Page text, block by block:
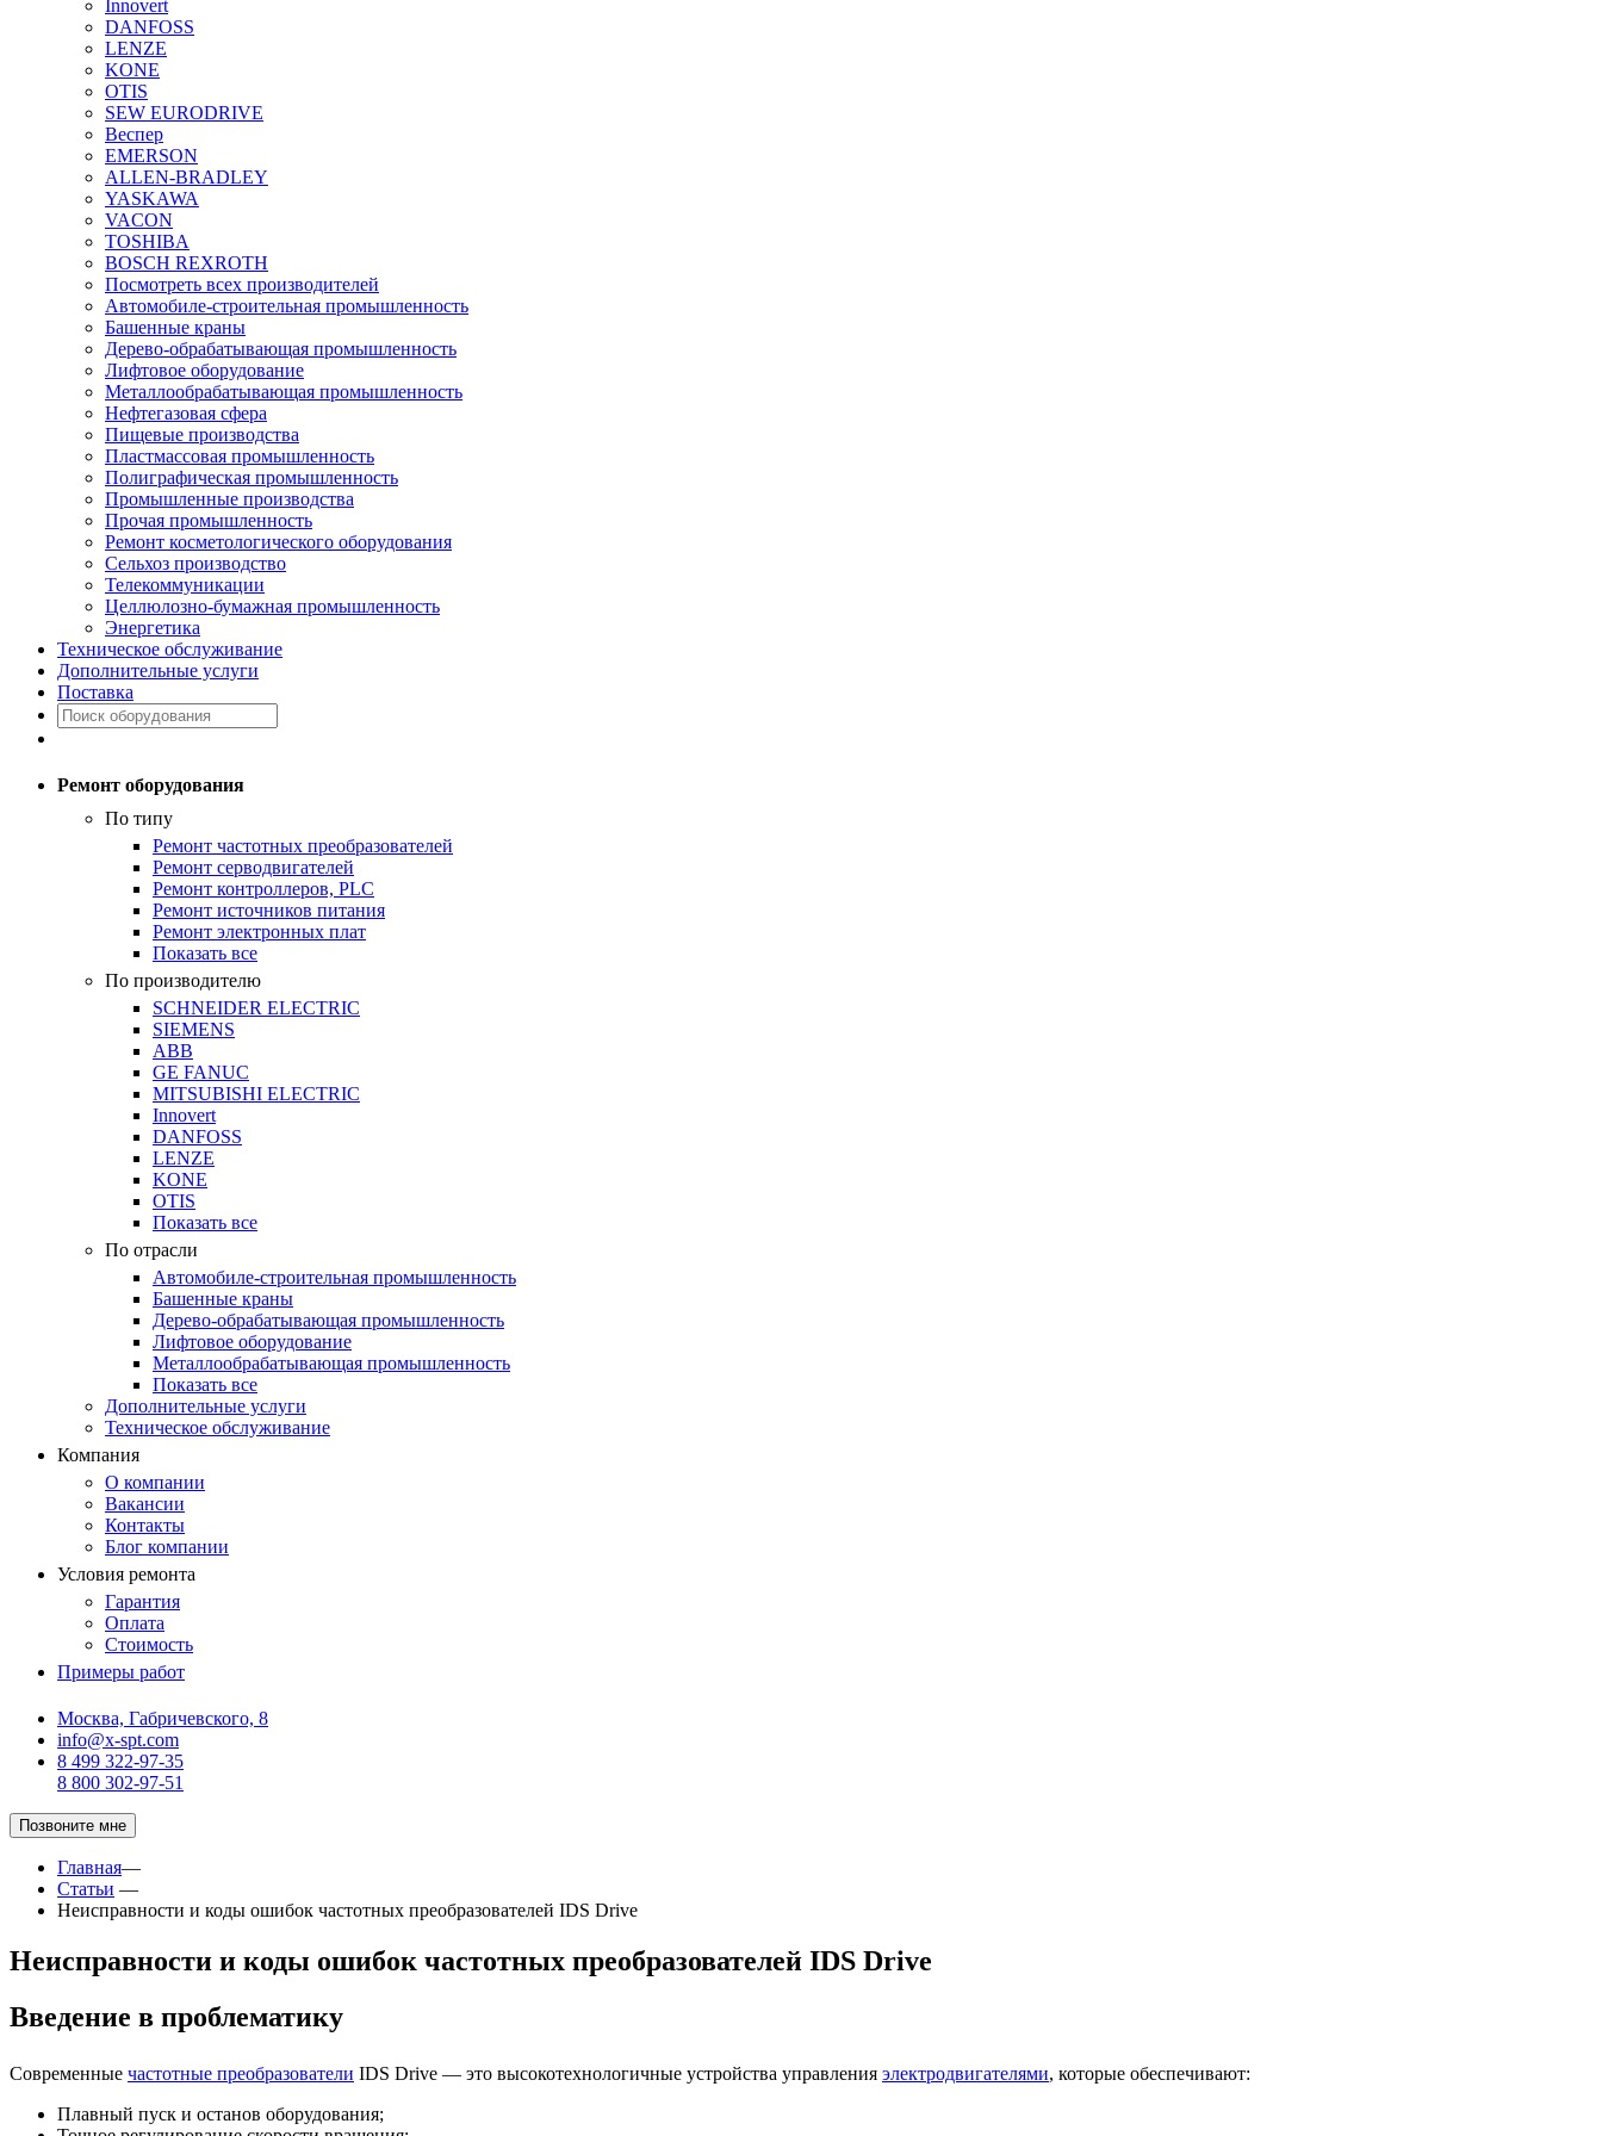
Innovert
DANFOSS
LENZE
KONE
OTIS
SEW EURODRIVE
Веспер
EMERSON
ALLEN-BRADLEY
YASKAWA
VACON
TOSHIBA
BOSCH REXROTH
Посмотреть всех производителей
Автомобиле-строительная промышленность
Башенные краны
Дерево-обрабатывающая промышленность
Лифтовое оборудование
Металлообрабатывающая промышленность
Нефтегазовая сфера
Пищевые производства
Пластмассовая промышленность
Полиграфическая промышленность
Промышленные производства
Прочая промышленность
Ремонт косметологического оборудования
Сельхоз производство
Телекоммуникации
Целлюлозно-бумажная промышленность
Энергетика
Техническое обслуживание
Дополнительные услуги
Поставка
Ремонт оборудования
По типу
Ремонт частотных преобразователей
Ремонт серводвигателей
Ремонт контроллеров, PLC
Ремонт источников питания
Ремонт электронных плат
Показать все
По производителю
SCHNEIDER ELECTRIC
SIEMENS
ABB
GE FANUC
MITSUBISHI ELECTRIC
Innovert
DANFOSS
LENZE
KONE
OTIS
Показать все
По отрасли
Автомобиле-строительная промышленность
Башенные краны
Дерево-обрабатывающая промышленность
Лифтовое оборудование
Металлообрабатывающая промышленность
Показать все
Дополнительные услуги
Техническое обслуживание
Компания
О компании
Вакансии
Контакты
Блог компании
Условия ремонта
Гарантия
Оплата
Стоимость
Примеры работ
Москва, Габричевского, 8
info@x-spt.com
8 499 322-97-35
8 800 302-97-51
Позвоните мне
Главная—
Статьи —
Неисправности и коды ошибок частотных преобразователей IDS Drive
Неисправности и коды ошибок частотных преобразователей IDS Drive
Введение в проблематику
Современные частотные преобразователи IDS Drive — это высокотехнологичные устройства управления электродвигателями, которые обеспечивают:
Плавный пуск и останов оборудования;